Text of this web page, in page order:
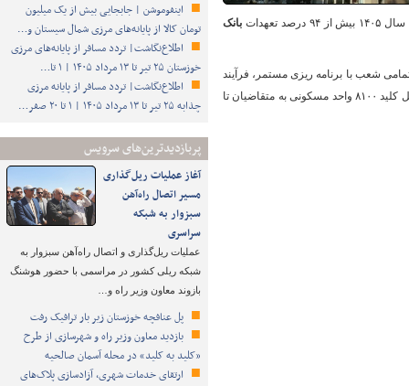
اینفوموشن | جابجایی بیش از یک میلیون
تومان کالا از پایانه‌های مرزی شمال سیستان و…
اطلاع‌نگاشت| تردد مسافر از پایانه‌های مرزی
خوزستان ۲۵ تیر تا ۱۳ مرداد ۱۴۰۵ | ۱ تا…
اطلاع‌نگاشت| تردد مسافر از پایانه‌ مرزی
چذابه ۲۵ تیر تا ۱۳ مرداد ۱۴۰۵ | ۱ تا ۲۰ صفر…
پربازدیدترین‌های سرویس
آغاز عملیات ریل‌گذاری
مسیر اتصال راه‌آهن
سبزوار به شبکه
سراسری
عملیات ریل‌گذاری و اتصال راه‌آهن سبزوار به
شبکه ریلی کشور در مراسمی با حضور هوشنگ
بازوند معاون وزیر راه و…
پل عنافچه خوزستان زیر بار ترافیک رفت
بازدید معاون وزیر راه و شهرسازی از طرح
«کلید به کلید» در محله آسمان صالحیه
ارتقای خدمات شهری، آزادسازی پلاک‌های
بانک
شعب با برنامه‏ ریزی مستمر، فرآیند
تشکیل پرونده و فروش اقساطی را با جدیت در دستور کار قرارداده که این تلاش منجر به تقسیط و تحویل کلید ۸۱۰۰ واحد مسکونی به متقاضیان تا